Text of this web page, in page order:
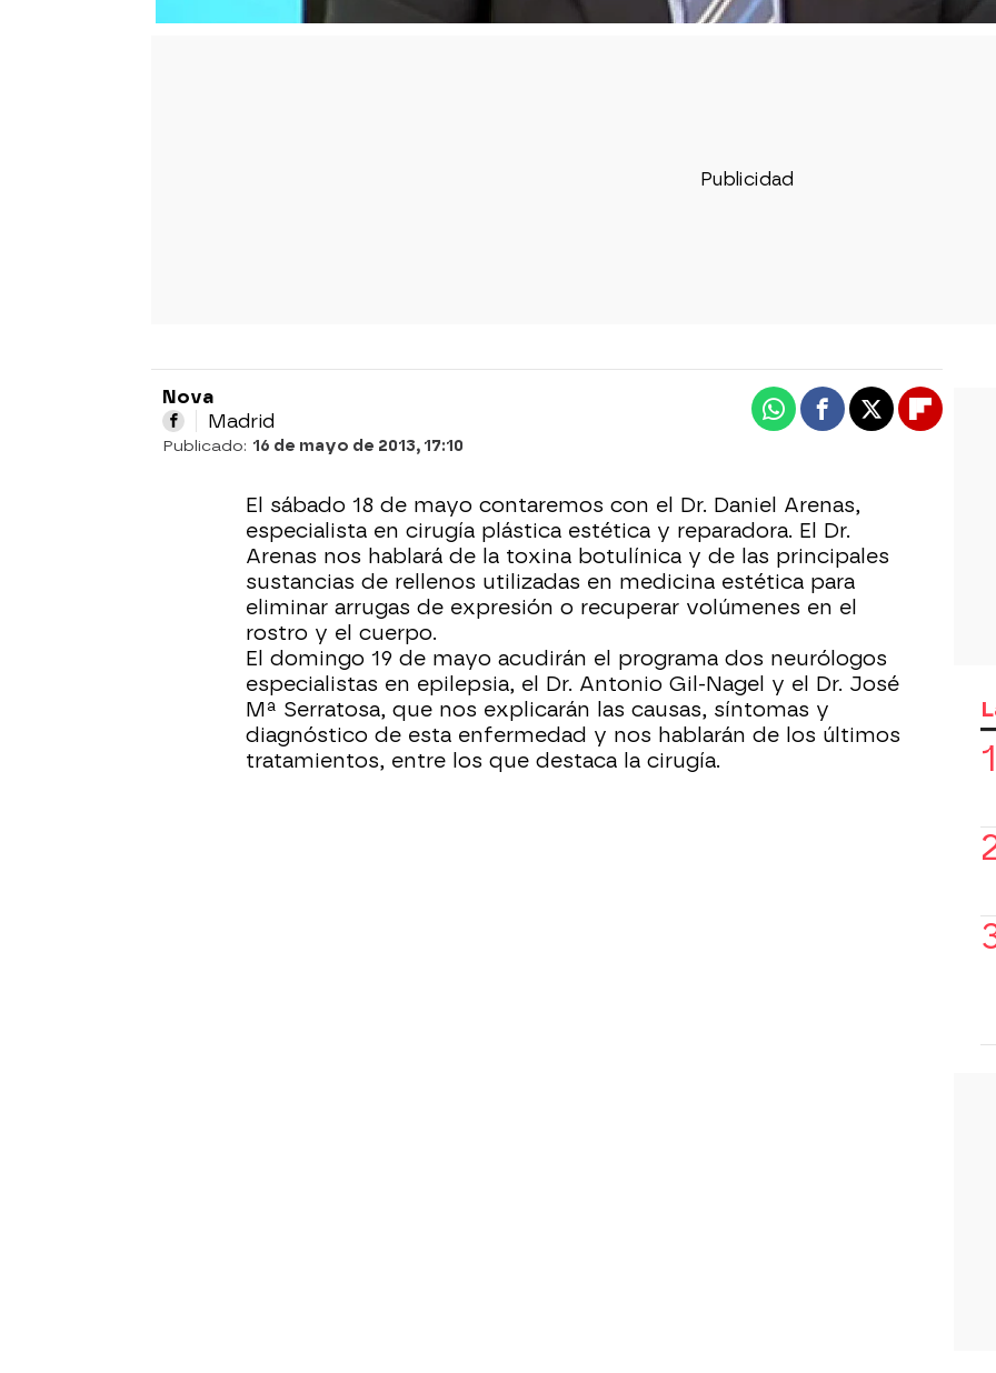
Nova
Madrid
Publicado: 16 de mayo de 2013, 17:10
WhatsappFacebook
X
El sábado 18 de mayo contaremos con el Dr. Daniel Arenas,
especialista en cirugía plástica estética y reparadora. El Dr.
Arenas nos hablará de la toxina botulínica y de las principales
sustancias de rellenos utilizadas en medicina estética para
eliminar arrugas de expresión o recuperar volúmenes en el
rostro y el cuerpo.
El domingo 19 de mayo acudirán el programa dos neurólogos
especialistas en epilepsia, el Dr. Antonio Gil-Nagel y el Dr. José
Mª Serratosa, que nos explicarán las causas, síntomas y
diagnóstico de esta enfermedad y nos hablarán de los últimos
tratamientos, entre los que destaca la cirugía.